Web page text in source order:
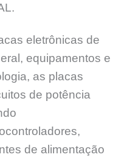
eletrônicas de
equipamentos e
as placas
de potência
de alimentação